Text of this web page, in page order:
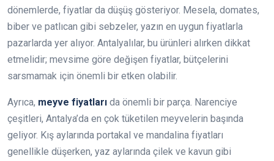
dönemlerde, fiyatlar da düşüş gösteriyor. Mesela, domates,
biber ve patlıcan gibi sebzeler, yazın en uygun fiyatlarla
pazarlarda yer alıyor. Antalyalılar, bu ürünleri alırken dikkat
etmelidir; mevsime göre değişen fiyatlar, bütçelerini
sarsmamak için önemli bir etken olabilir.
Ayrıca, meyve fiyatları da önemli bir parça. Narenciye
çeşitleri, Antalya’da en çok tüketilen meyvelerin başında
geliyor. Kış aylarında portakal ve mandalina fiyatları
genellikle düşerken, yaz aylarında çilek ve kavun gibi